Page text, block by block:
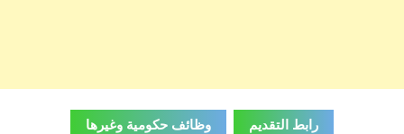
رابط التقديم وظائف حكومية وغيرها